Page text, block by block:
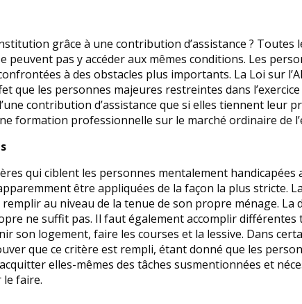
grâce à une contribution d’assistance ? Toutes
peuvent pas y accéder aux mêmes conditions. Les
à des obstacles plus importants. La Loi sur
que les personnes majeures restreintes dans
contribution d’assistance que si elles tiennent leur
formation professionnelle sur le marché ordinaire de
qui ciblent les personnes mentalement handicapées
être appliquées de la façon la plus stricte.
au niveau de la tenue de son propre ménage. La
ne suffit pas. Il faut également accomplir différentes
son logement, faire les courses et la lessive. Dans
que ce critère est rempli, étant donné que les
elles-mêmes des tâches susmentionnées et
faire.